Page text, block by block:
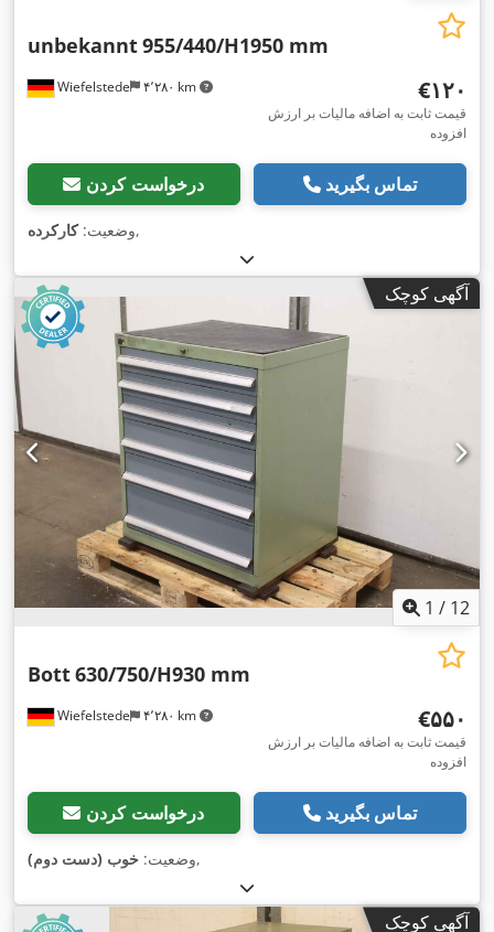
Wiefelstede ۴٬۲۸۰ km
unbekannt955/440/H1950 mm
‎€۱۲۰
قیمت ثابت به اضافه مالیات بر ارزش
افزوده
درخواست کردن تماس بگیرید
وضعیت:کارکرده ,
آگهی کوچک
1 / 12
Wiefelstede ۴٬۲۸۰ km
Bott630/750/H930 mm
‎€۵۵۰
قیمت ثابت به اضافه مالیات بر ارزش
افزوده
درخواست کردن تماس بگیرید
وضعیت: خوب (دست دوم) ,
آگهی کوچک